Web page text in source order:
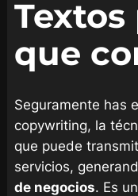
Textos
que
Seguramente has
copywriting, la
que puede
servicios,
de negocios. Es